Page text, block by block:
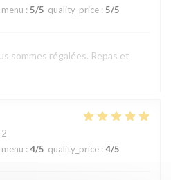
menu : 5/5 quality_price : 5/5
sommes régalées. Repas et
menu : 4/5 quality_price : 4/5